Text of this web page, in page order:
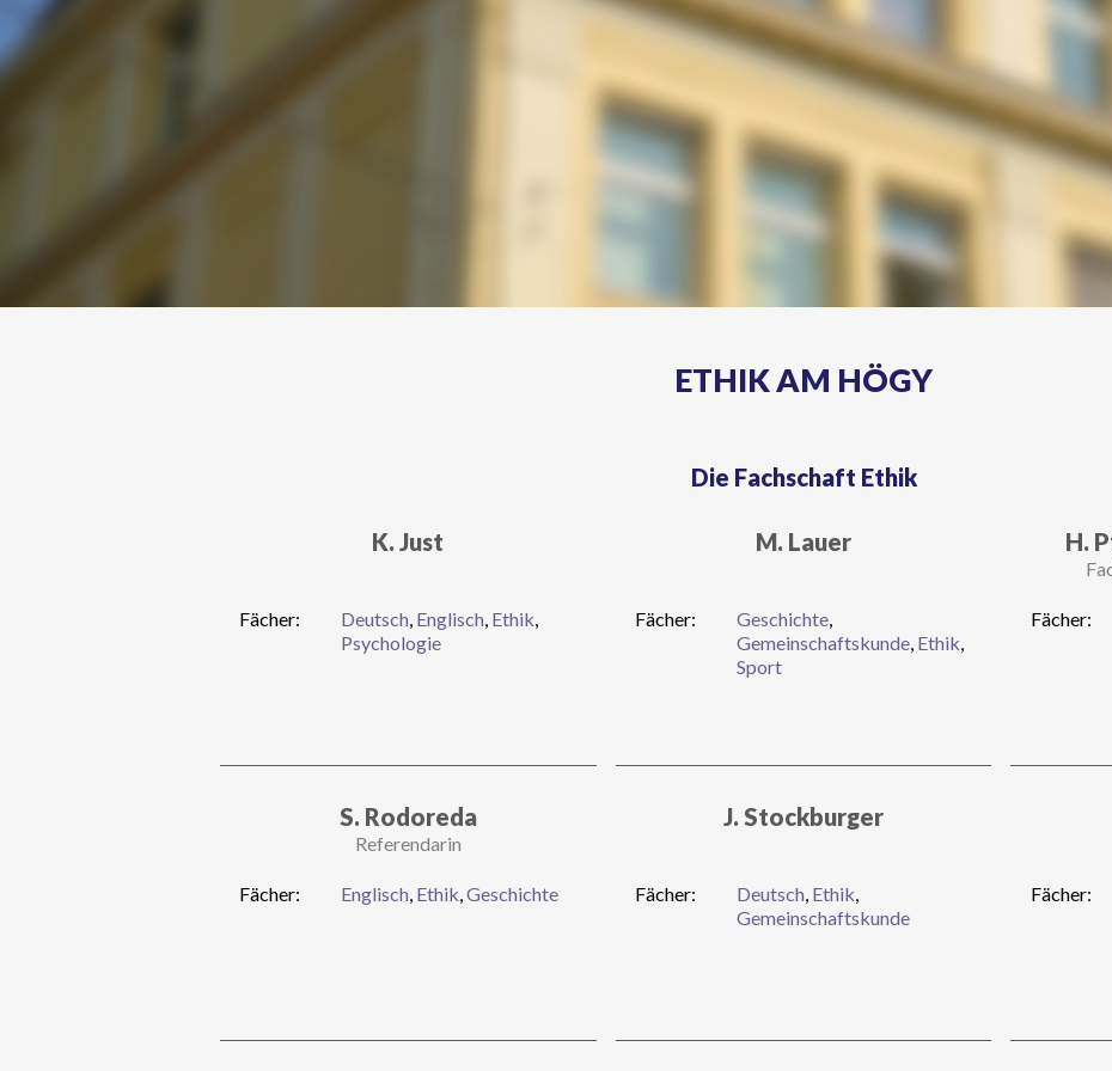
ETHIK AM HÖGY
Die Fachschaft Ethik
K. Just
Fächer: Deutsch, Englisch, Ethik,
Psychologie
M. Lauer
Fächer: Geschichte,
Gemeinschaftskunde, Ethik,
Sport
H.
Fächer:
S. Rodoreda
Referendarin
Fächer: Englisch, Ethik,Geschichte
J. Stockburger
Fächer: Deutsch, Ethik,
Gemeinschaftskunde
Fächer: